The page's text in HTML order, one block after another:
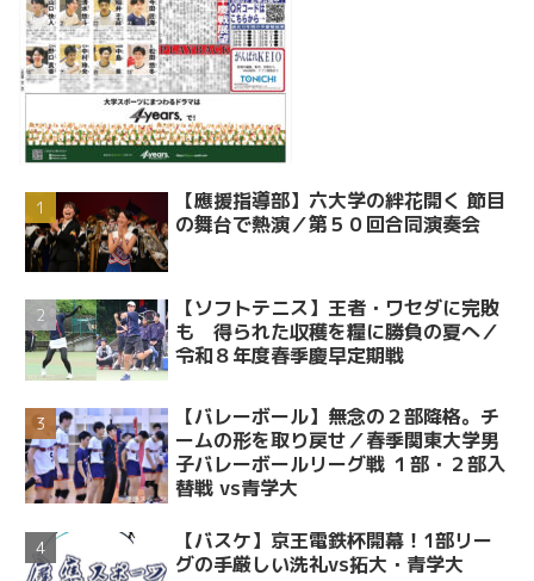
【應援指導部】六大学の絆花開く 節目
の舞台で熱演／第５０回合同演奏会
【ソフトテニス】王者・ワセダに完敗
も 得られた収穫を糧に勝負の夏へ／
令和８年度春季慶早定期戦
【バレーボール】無念の２部降格。チ
ームの形を取り戻せ／春季関東大学男
子バレーボールリーグ戦 １部・２部入
替戦 vs青学大
【バスケ】京王電鉄杯開幕！1部リー
グの手厳しい洗礼vs拓大・青学大